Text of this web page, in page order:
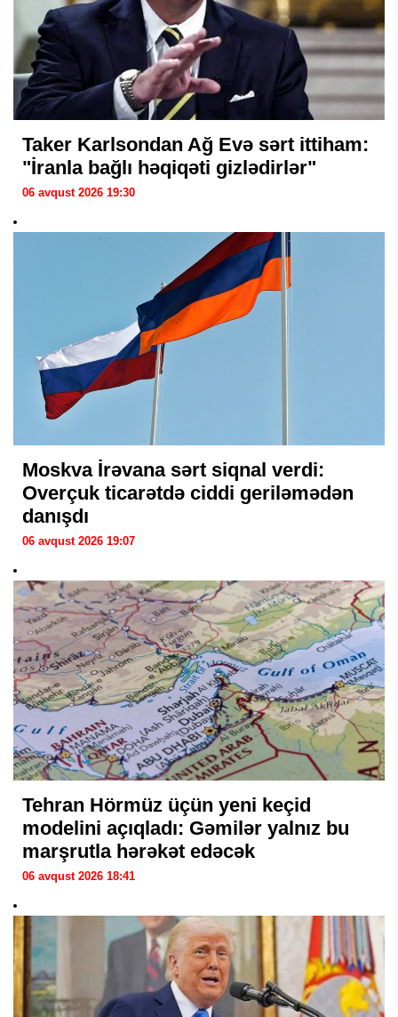
Taker Karlsondan Ağ Evə sərt ittiham:
"İranla bağlı həqiqəti gizlədirlər"
06 avqust 2026 19:30
Moskva İrəvana sərt siqnal verdi:
Overçuk ticarətdə ciddi geriləmədən
danışdı
06 avqust 2026 19:07
Tehran Hörmüz üçün yeni keçid
modelini açıqladı: Gəmilər yalnız bu
marşrutla hərəkət edəcək
06 avqust 2026 18:41